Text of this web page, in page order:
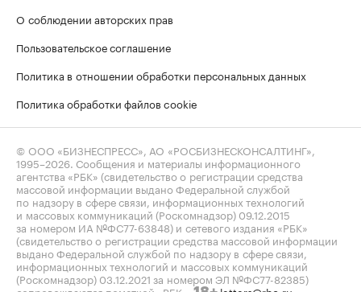
О соблюдении авторских прав
Пользовательское соглашение
Политика в отношении обработки персональных данных
Политика обработки файлов cookie
© ООО «БИЗНЕСПРЕСС», АО «РОСБИЗНЕСКОНСАЛТИНГ»,
1995–2026 . Сообщения и материалы информационного
агентства «РБК» (свидетельство о регистрации средства
массовой информации выдано Федеральной службой
по надзору в сфере связи, информационных технологий
и массовых коммуникаций (Роскомнадзор) 09.12.2015
за номером ИА №ФС77-63848) и сетевого издания «РБК»
(свидетельство о регистрации средства массовой информации
выдано Федеральной службой по надзору в сфере связи,
информационных технологий и массовых коммуникаций
(Роскомнадзор) 03.12.2021 за номером ЭЛ №ФС77-82385)